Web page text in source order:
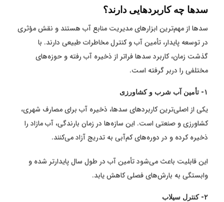
سدها چه کاربردهایی دارند؟
سدها از مهم‌ترین ابزارهای مدیریت منابع آب هستند و نقش مؤثری
در توسعه پایدار، تأمین آب و کنترل مخاطرات طبیعی دارند. با
گذشت زمان، کاربرد سدها فراتر از ذخیره آب رفته و حوزه‌های
مختلفی را دربر گرفته است.
۱- تأمین آب شرب و کشاورزی
یکی از اصلی‌ترین کاربردهای سدها، ذخیره آب برای مصارف شهری،
کشاورزی و صنعتی است. این سازه‌ها در زمان بارندگی، آب مازاد را
ذخیره کرده و در دوره‌های کم‌آبی به تدریج آزاد می‌کنند.
این قابلیت باعث می‌شود تأمین آب در طول سال پایدارتر شده و
وابستگی به بارش‌های فصلی کاهش یابد.
۲- کنترل سیلاب